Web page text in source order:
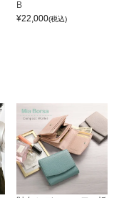
B
¥22,000(税込)